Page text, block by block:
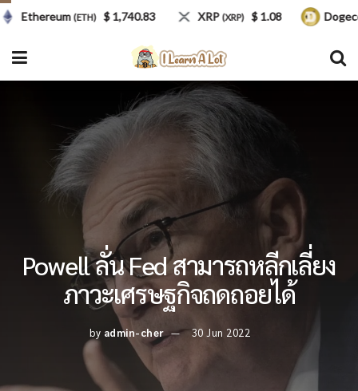
Powell ลั่น Fed สามารถหลีกเลี่ยง
ภาวะเศรษฐกิจถดถอยได้
by admin-cher 30 Jun 2022
(ETH) $ 1,740.83 XRP(XRP) $ 1.08 Dogecoin